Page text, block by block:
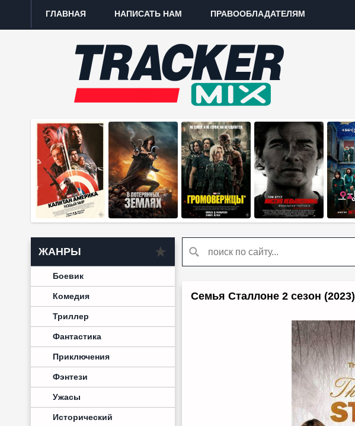
ГЛАВНАЯ НАПИСАТЬ НАМ ПРАВООБЛАДАТЕЛЯМ
ЖАНРЫ
Боевик
Комедия
Триллер
Фантастика
Приключения
Фэнтези
Ужасы
Исторический
Семья Сталлоне 2 сезон (2023)